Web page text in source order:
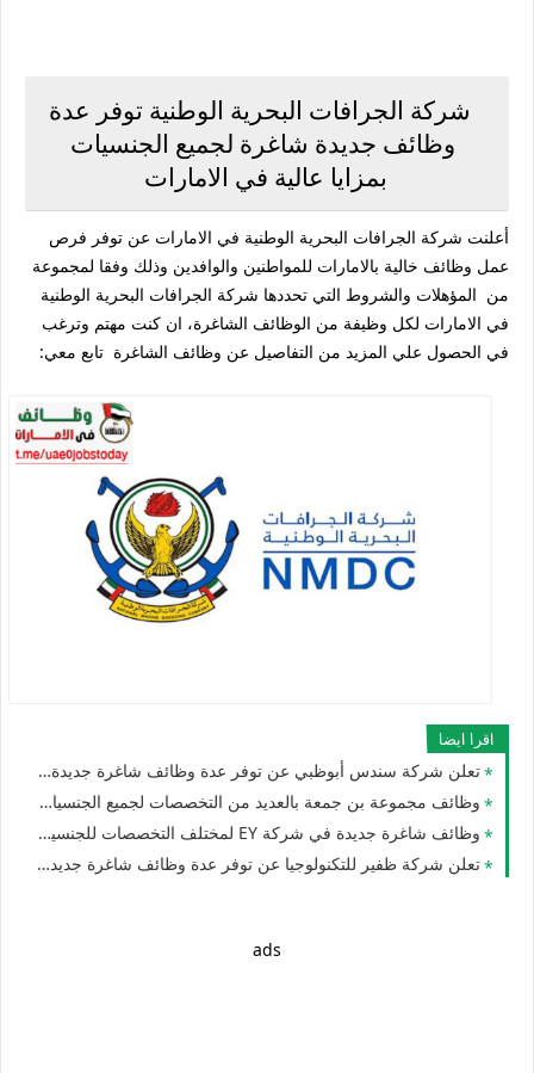
شركة الجرافات البحرية الوطنية توفر عدة
وظائف جديدة شاغرة لجميع الجنسيات
بمزايا عالية في الامارات
أعلنت شركة الجرافات البحرية الوطنية في الامارات عن توفر فرص
عمل وظائف خالية بالامارات للمواطنين والوافدين وذلك وفقا لمجموعة
من المؤهلات والشروط التي تحددها شركة الجرافات البحرية الوطنية
في الامارات لكل وظيفة من الوظائف الشاغرة، ان كنت مهتم وترغب
في الحصول علي المزيد من التفاصيل عن وظائف الشاغرة تابع معي:
اقرا ايضا
تعلن شركة سندس أبوظبي عن توفر عدة وظائف شاغرة جديدة لمختلف التخصصات للرجال والنساء في الامارات
وظائف مجموعة بن جمعة بالعديد من التخصصات لجميع الجنسيات للوافدين والمقيمين في الامارات
وظائف شاغرة جديدة في شركة EY لمختلف التخصصات للجنسيين في الامارات
تعلن شركة ظفير للتكنولوجيا عن توفر عدة وظائف شاغرة جديدة في مختلف التخصصات للوافدين والمقيمين بالامارات
ads